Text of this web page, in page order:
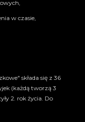
w czasie,
składa się z 36
(każdą tworzą 3
2. rok życia. Do